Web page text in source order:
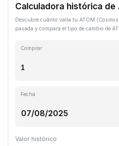
Calculadora histórica de
Descubre cuánto valía tu ATOM
pasada y compara el tipo de cambio de
Comprar
Fecha
Valor histórico